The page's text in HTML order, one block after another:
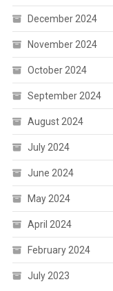
December 2024
November 2024
October 2024
September 2024
August 2024
July 2024
June 2024
May 2024
April 2024
February 2024
July 2023